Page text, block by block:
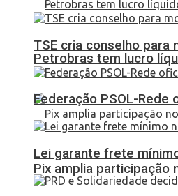
Petrobras tem lucro
Pix amplia participação
TSE cria conselho
Federação PSOL-Rede
Lei garante frete